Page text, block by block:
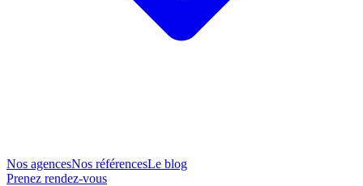
Nos agencesNos référencesLe blog
Prenez rendez-vous